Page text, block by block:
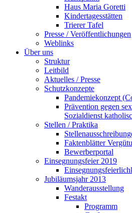
Haus Maria Goretti
Kindertagesstätten
Trierer Tafel
Presse / Veröffentlichungen
Weblinks
Über uns
Struktur
Leitbild
Aktuelles / Presse
Schutzkonzepte
Pandemiekonzept
Prävention gegen
Sozialdienst
Stellen / Praktika
Faktenblätter
Bewerberportal
Einsegnungsfeier 2019
Jubiläumsjahr 2013
Wanderausstellung
Festakt
Programm